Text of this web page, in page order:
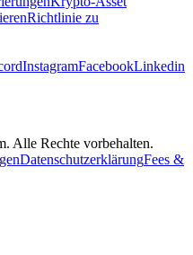
Richtlinie zu
InstagramFacebookLinkedin
Alle Rechte vorbehalten.
DatenschutzerklärungFees &